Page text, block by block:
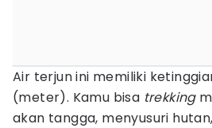
Air terjun ini memiliki
(meter). Kamu bisa trekking
akan tangga, menyusuri